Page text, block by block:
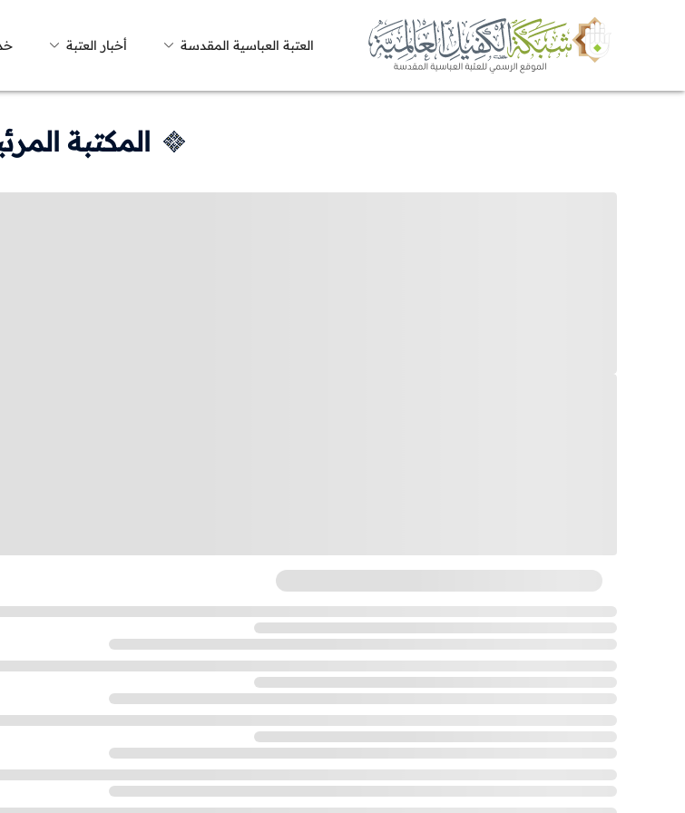
العتبة العباسية المقدسة أخبار العتبة
المكتبة